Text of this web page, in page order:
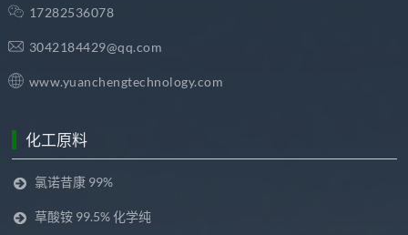
17282536078
3042184429@qq.com
www.yuanchengtechnology.com
化工原料
氯诺昔康 99%
草酸铵 99.5% 化学纯